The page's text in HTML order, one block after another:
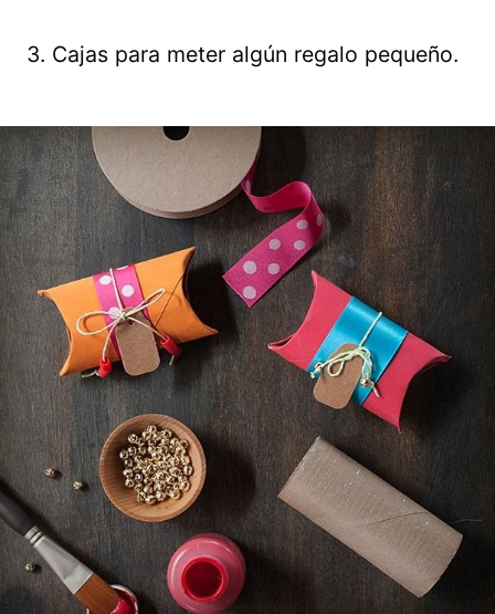
3. Cajas para meter algún regalo pequeño.